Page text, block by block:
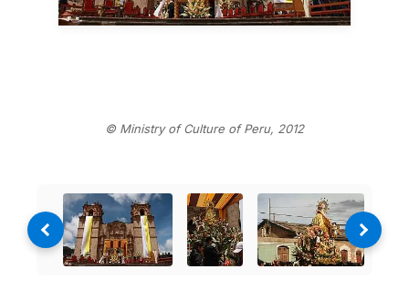
© Ministry of Culture of Peru, 2012